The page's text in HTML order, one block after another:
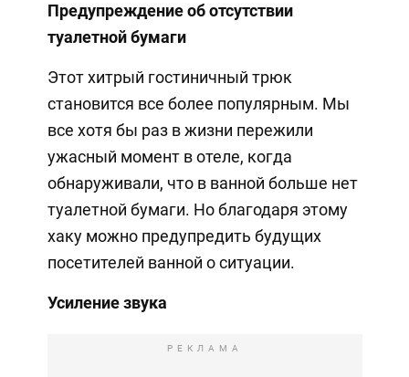
Предупреждение об отсутствии
туалетной бумаги
Этот хитрый гостиничный трюк
становится все более популярным. Мы
все хотя бы раз в жизни пережили
ужасный момент в отеле, когда
обнаруживали, что в ванной больше нет
туалетной бумаги. Но благодаря этому
хаку можно предупредить будущих
посетителей ванной о ситуации.
Усиление звука
РЕКЛАМА